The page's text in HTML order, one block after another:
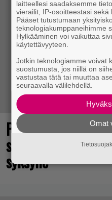
Point and click -
seikkailun
syksylle
laitteellesi saadaksemme
vierailit, IP-osoitteestasi sekä
Pääset tutustumaan
teknologiakumppaneihimme
Hylkääminen voi vaikuttaa
käytettävyyteen.
Jotkin teknologiamme voivat
suostumusta, jos niillä on
vastustaa tätä tai muuttaa
seuraavalla välilehdellä.
Omat